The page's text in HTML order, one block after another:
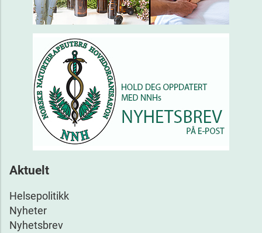
Aktuelt
Helsepolitikk
Nyheter
Nyhetsbrev